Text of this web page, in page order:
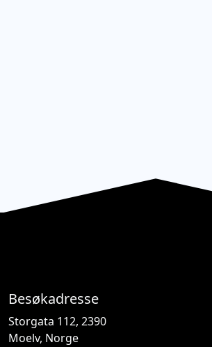
Besøkadresse
Storgata 112, 2390
Moelv, Norge